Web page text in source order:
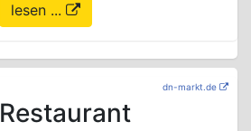
lesen ...
dn-markt.de
Restaurant